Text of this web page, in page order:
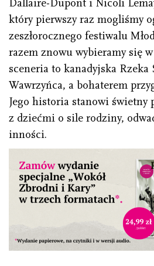
Dallaire-Dupont i Nicoli
który pierwszy raz mogliśmy
zeszłorocznego festiwalu
razem znowu wybieramy się
sceneria to kanadyjska Rzeka
Wawrzyńca, a bohaterem
Jego historia stanowi świetny
z dziećmi o sile rodziny,
inności.